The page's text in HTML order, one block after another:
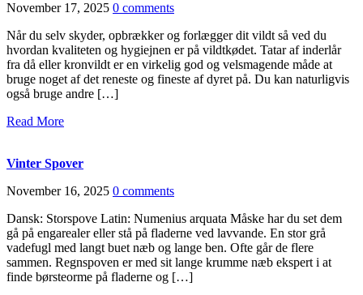
November 17, 2025 0 comments
Når du selv skyder, opbrækker og forlægger dit vildt så ved du
hvordan kvaliteten og hygiejnen er på vildtkødet. Tatar af inderlår
fra då eller kronvildt er en virkelig god og velsmagende måde at
bruge noget af det reneste og fineste af dyret på. Du kan naturligvis
også bruge andre […]
Read More
Vinter Spover
November 16, 2025 0 comments
Dansk: Storspove Latin: Numenius arquata Måske har du set dem
gå på engarealer eller stå på fladerne ved lavvande. En stor grå
vadefugl med langt buet næb og lange ben. Ofte går de flere
sammen. Regnspoven er med sit lange krumme næb ekspert i at
finde børsteorme på fladerne og […]